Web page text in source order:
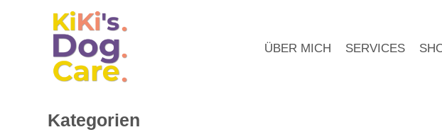
ÜBER MICH SERVICES
Kategorien